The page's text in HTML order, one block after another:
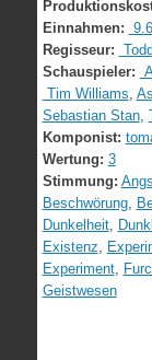
Einnahmen:
Regisseur:
Schauspieler:
Tim Williams,
Sebastian Stan,
Komponist:
Wertung: 3
Stimmung:
Beschwörung,
Dunkelheit,
Existenz,
Experiment,
Geistwesen